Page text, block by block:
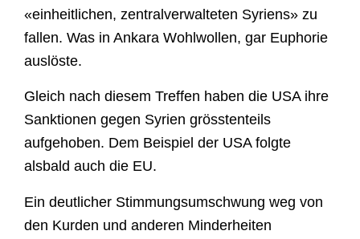
«einheitlichen, zentralverwalteten Syriens» zu
fallen. Was in Ankara Wohlwollen, gar Euphorie
auslöste.
Gleich nach diesem Treffen haben die USA ihre
Sanktionen gegen Syrien grösstenteils
aufgehoben. Dem Beispiel der USA folgte
alsbald auch die EU.
Ein deutlicher Stimmungsumschwung weg von
den Kurden und anderen Minderheiten